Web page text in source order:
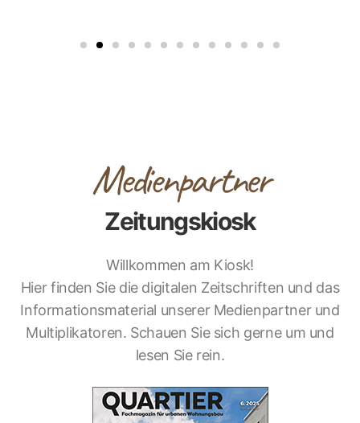
Medienpartner
Zeitungskiosk
Willkommen am Kiosk!
Hier finden Sie die digitalen Zeitschriften und das
Informationsmaterial unserer Medienpartner und
Multiplikatoren. Schauen Sie sich gerne um und
lesen Sie rein.